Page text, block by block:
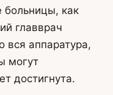
больницы, как
главврач
вся аппаратура,
могут
достигнута.